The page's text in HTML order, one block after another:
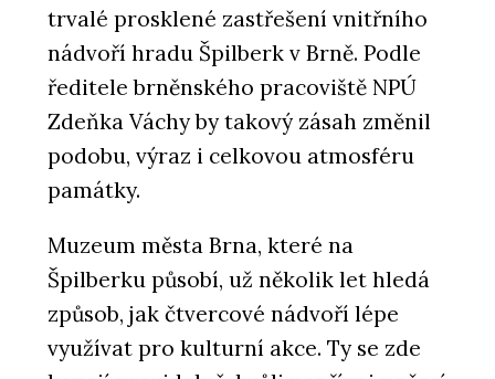
SLUŽBY
Pronájem rostlin s péčí - Jungle
Interiors
trvalé prosklené zastřešení vnitřního
nádvoří hradu Špilberk v Brně. Podle
ředitele brněnského pracoviště NPÚ
Zdeňka Váchy by takový zásah změnil
podobu, výraz i celkovou atmosféru
památky.
Muzeum města Brna, které na
Špilberku působí, už několik let hledá
způsob, jak čtvercové nádvoří lépe
využívat pro kulturní akce. Ty se zde